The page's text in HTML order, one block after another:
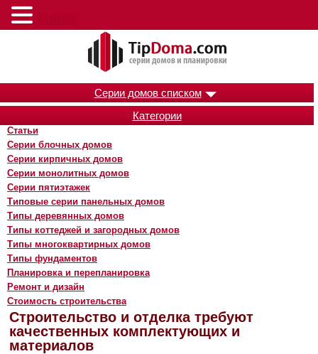
Серии домов списком
Категории
Статьи
Серии блочных домов
Серии кирпичных домов
Серии монолитных домов
Серии пятиэтажек
Типовые серии панельных домов
Типы деревянных домов
Типы коттеджей и загородных домов
Типы многоквартирных домов
Типы фундаментов
Планировка и перепланировка
Ремонт и дизайн
Стоимость строительства
Строительство и отделка требуют
качественных комплектующих и
материалов